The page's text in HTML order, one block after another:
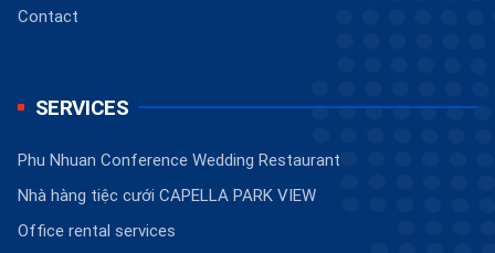
Contact
SERVICES
Phu Nhuan Conference Wedding Restaurant
Nhà hàng tiệc cưới CAPELLA PARK VIEW
Office rental services